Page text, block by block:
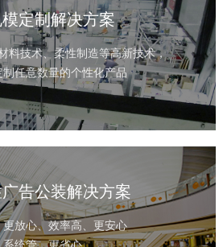
定制解决方案
料技术、柔性制造等高新技术，
制任意数量的个性化产品
告公装解决方案
更放心、效率高、更安心